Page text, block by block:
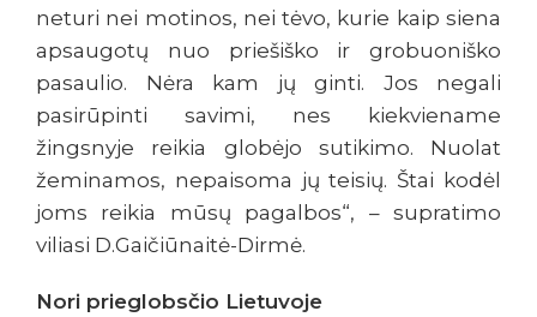
neturi nei motinos, nei tėvo, kurie kaip siena
apsaugotų nuo priešiško ir grobuoniško
pasaulio. Nėra kam jų ginti. Jos negali
pasirūpinti savimi, nes kiekviename
žingsnyje reikia globėjo sutikimo. Nuolat
žeminamos, nepaisoma jų teisių. Štai kodėl
joms reikia mūsų pagalbos“, – supratimo
viliasi D.Gaičiūnaitė-Dirmė.
Nori prieglobsčio Lietuvoje